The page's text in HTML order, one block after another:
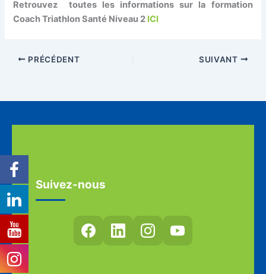
Retrouvez toutes les informations sur la formation
Coach Triathlon Santé Niveau 2 ICI
PRÉCÉDENT SUIVANT
Suivez-nous